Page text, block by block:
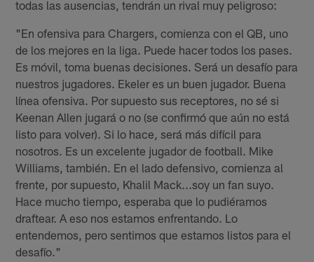
todas las ausencias, tendrán un rival muy peligroso:
"En ofensiva para Chargers, comienza con el QB, uno
de los mejores en la liga. Puede hacer todos los pases.
Es móvil, toma buenas decisiones. Será un desafío para
nuestros jugadores. Ekeler es un buen jugador. Buena
línea ofensiva. Por supuesto sus receptores, no sé si
Keenan Allen jugará o no (se confirmó que aún no está
listo para volver). Si lo hace, será más difícil para
nosotros. Es un excelente jugador de football. Mike
Williams, también. En el lado defensivo, comienza al
frente, por supuesto, Khalil Mack...soy un fan suyo.
Hace mucho tiempo, esperaba que lo pudiéramos
draftear. A eso nos estamos enfrentando. Lo
entendemos, pero sentimos que estamos listos para el
desafío."